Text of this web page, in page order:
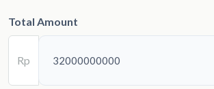
Total Amount
Rp